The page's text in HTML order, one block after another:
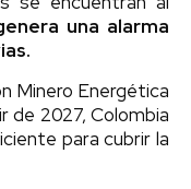
una alarma
Minero Energética
de 2027, Colombia
para cubrir la